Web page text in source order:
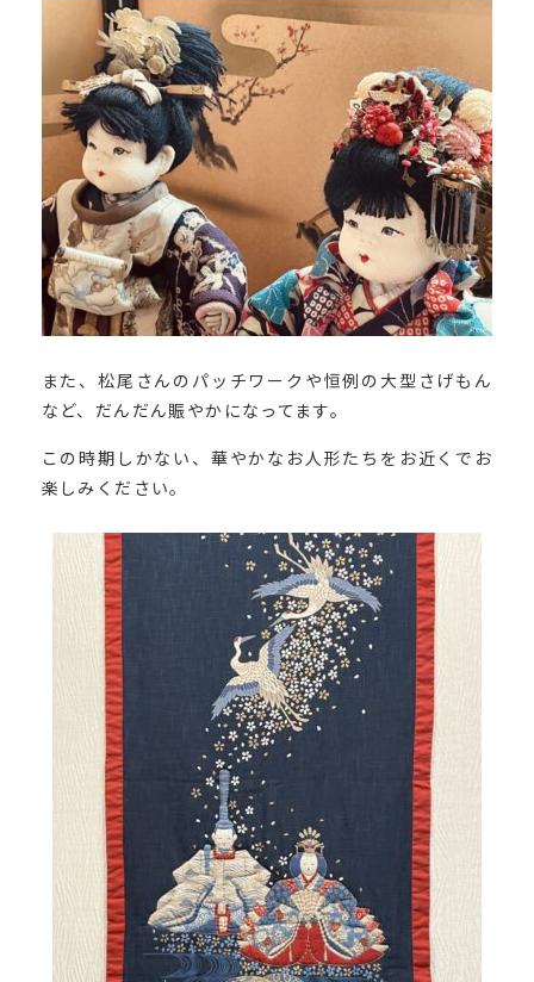
また、松尾さんのパッチワークや恒例の大型さげもん
など、だんだん賑やかになってます。
この時期しかない、華やかなお人形たちをお近くでお
楽しみください。